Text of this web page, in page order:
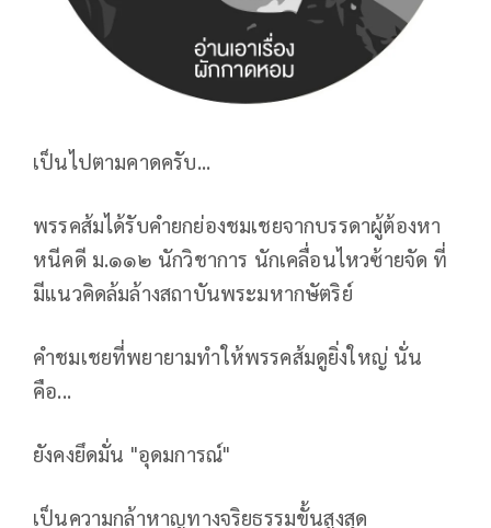
เป็นไปตามคาดครับ...
พรรคส้มได้รับคำยกย่องชมเชยจากบรรดาผู้ต้องหา
หนีคดี ม.๑๑๒ นักวิชาการ นักเคลื่อนไหวซ้ายจัด ที่
มีแนวคิดล้มล้างสถาบันพระมหากษัตริย์
คำชมเชยที่พยายามทำให้พรรคส้มดูยิ่งใหญ่ นั่น
คือ...
ยังคงยึดมั่น "อุดมการณ์"
เป็นความกล้าหาญทางจริยธรรมขั้นสูงสุด